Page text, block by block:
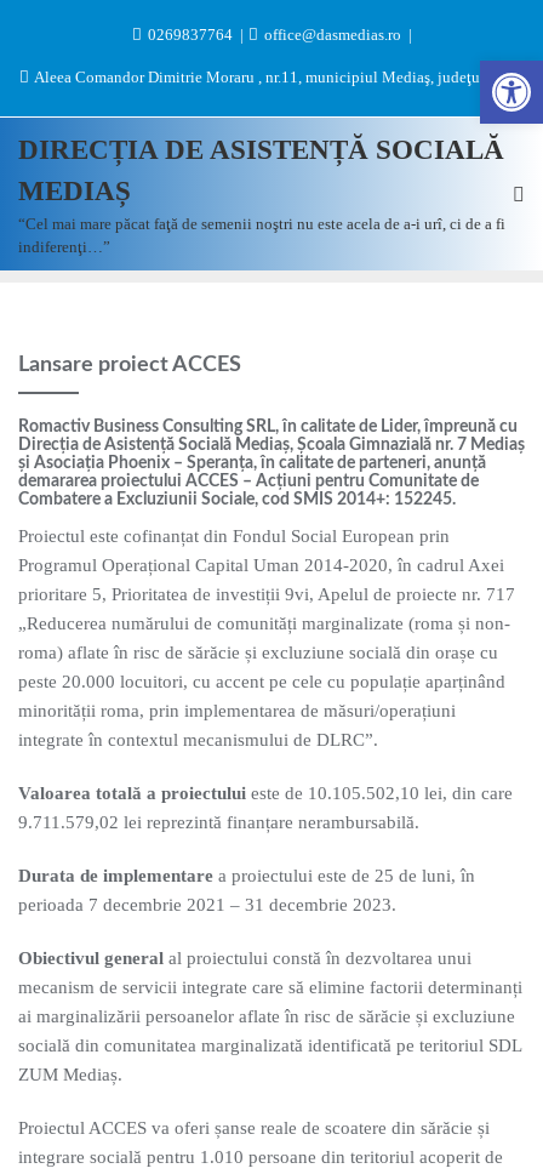
0269837764 office@dasmedias.ro
Aleea Comandor Dimitrie Moraru , nr.11, municipiul Mediaş, judeţul Sibiu
DIRECȚIA DE ASISTENȚĂ SOCIALĂ
MEDIAȘ
“Cel mai mare păcat faţă de semenii noştri nu este acela de a-i urî, ci de a fi
indiferenţi…”
Lansare proiect ACCES
Romactiv Business Consulting SRL, în calitate de Lider, împreună cu
Direcția de Asistență Socială Mediaș, Școala Gimnazială nr. 7 Mediaș
și Asociația Phoenix – Speranța, în calitate de parteneri, anunță
demararea proiectului ACCES – Acțiuni pentru Comunitate de
Combatere a Excluziunii Sociale, cod SMIS 2014+: 152245.
Proiectul este cofinanțat din Fondul Social European prin
Programul Operațional Capital Uman 2014-2020, în cadrul Axei
prioritare 5, Prioritatea de investiții 9vi, Apelul de proiecte nr. 717
„Reducerea numărului de comunități marginalizate (roma și non-
roma) aflate în risc de sărăcie și excluziune socială din orașe cu
peste 20.000 locuitori, cu accent pe cele cu populație aparținând
minorității roma, prin implementarea de măsuri/operațiuni
integrate în contextul mecanismului de DLRC”.
Valoarea totală a proiectului este de 10.105.502,10 lei, din care
9.711.579,02 lei reprezintă finanțare nerambursabilă.
Durata de implementare a proiectului este de 25 de luni, în
perioada 7 decembrie 2021 – 31 decembrie 2023.
Obiectivul general al proiectului constă în dezvoltarea unui
mecanism de servicii integrate care să elimine factorii determinanți
ai marginalizării persoanelor aflate în risc de sărăcie și excluziune
socială din comunitatea marginalizată identificată pe teritoriul SDL
ZUM Mediaș.
Proiectul ACCES va oferi șanse reale de scoatere din sărăcie și
integrare socială pentru 1.010 persoane din teritoriul acoperit de